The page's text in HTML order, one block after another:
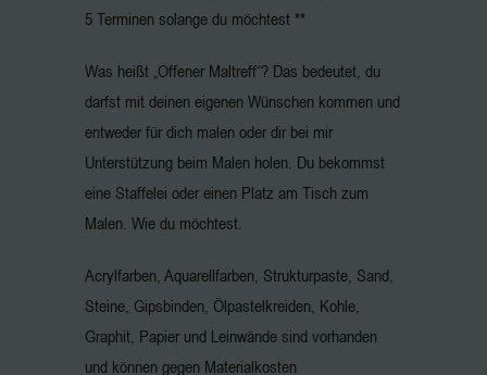
5 Terminen solange du möchtest **
Was heißt „Offener Maltreff“? Das bedeutet, du
darfst mit deinen eigenen Wünschen kommen und
entweder für dich malen oder dir bei mir
Unterstützung beim Malen holen. Du bekommst
eine Staffelei oder einen Platz am Tisch zum
Malen. Wie du möchtest.
Acrylfarben, Aquarellfarben, Strukturpaste, Sand,
Steine, Gipsbinden, Ölpastelkreiden, Kohle,
Graphit, Papier und Leinwände sind vorhanden
und können gegen Materialkosten